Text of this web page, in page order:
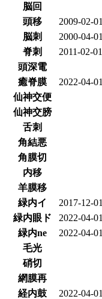
脳回
頭移
2009-02-01
脳刺
2000-04-01
脊刺
2011-02-01
頭深電
癒脊膜
2022-04-01
仙神交便
仙神交膀
舌刺
角結悪
角膜切
内移
羊膜移
緑内イ
2017-12-01
緑内眼ド
2022-04-01
緑内ne
2022-04-01
毛光
硝切
網膜再
経内鼓
2022-04-01